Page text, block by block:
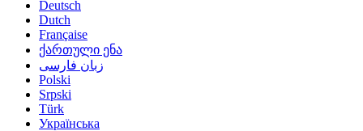
Deutsch
Dutch
Française
ქართული ენა
زبان فارسی
Polski
Srpski
Türk
Українська